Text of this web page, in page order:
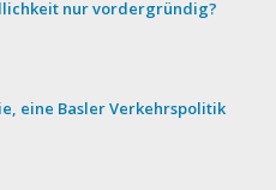
nur vordergründig?
eine Basler Verkehrspolitik